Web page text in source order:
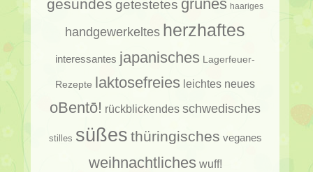
gesundes getestetes grünes haariges
handgewerkeltes herzhaftes
interessantes japanisches Lagerfeuer-
Rezepte laktosefreies leichtes neues
oBentō! rückblickendes schwedisches
stilles süßes thüringisches veganes
weihnachtliches wuff!